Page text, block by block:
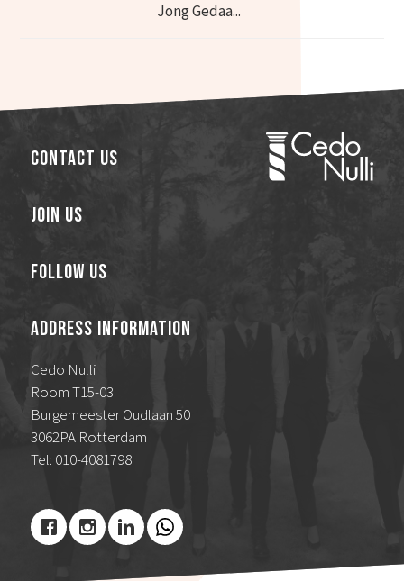
Jong Gedaa...
Contact Us
Join Us
Follow Us
Address Information
Cedo Nulli
Room T15-03
Burgemeester Oudlaan 50
3062PA Rotterdam
Tel: 010-4081798